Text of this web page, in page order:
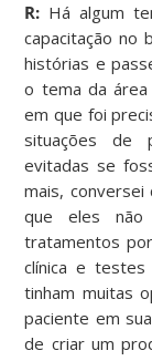
R: Há algum
capacitação no
histórias e
o tema da área
em que foi
situações de
evitadas se
mais, conversei
que eles não
tratamentos
clínica e
tinham muitas
paciente em
de criar um